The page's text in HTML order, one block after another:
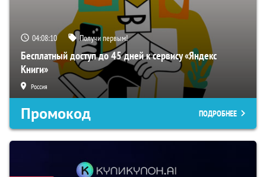
04:08:09 Получи первым!
Бесплатный доступ до 45 дней к сервису «Яндекс
Книги»
Россия
Промокод ПОДРОБНЕЕ